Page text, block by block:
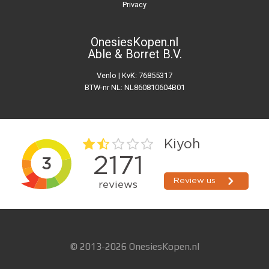
Privacy
OnesiesKopen.nl
Able & Borret B.V.
Venlo | KvK: 76855317
BTW-nr NL: NL860810604B01
© 2013-2026 OnesiesKopen.nl